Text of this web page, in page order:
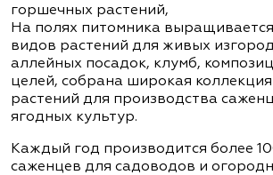
горшечных растений,
На полях питомника
видов растений для живых
аллейных посадок, клумб,
целей, собрана широкая
растений для производства
ягодных культур.
Каждый год производится более
саженцев для садоводов и